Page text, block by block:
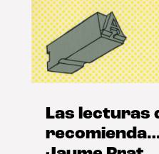
Las lecturas